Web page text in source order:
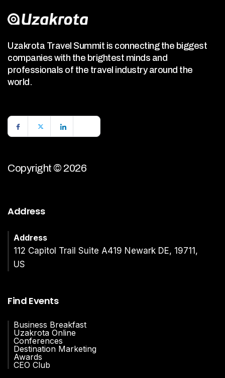
Uzakrota Travel Summit is connecting the biggest
companies with the brightest minds and
professionals of the travel industry around the
world.
Copyright © 2026
Address
Address
112 Capitol Trail Suite A419 Newark DE, 19711,
US
Find Events
Business Breakfast
Uzakrota Online
Conferences
Destination Marketing
Awards
CEO Club